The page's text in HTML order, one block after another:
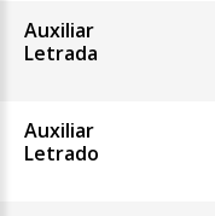
Auxiliar
Letrada
Auxiliar
Letrado